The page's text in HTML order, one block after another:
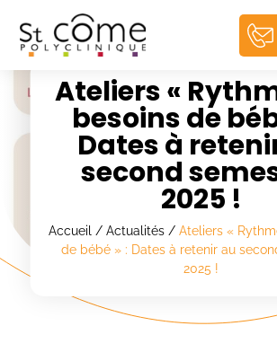
Ateliers «
besoins de
Dates à
second
2025 !
Accueil /Actualités /Ateliers «
de bébé » : Dates à retenir au
2025 !